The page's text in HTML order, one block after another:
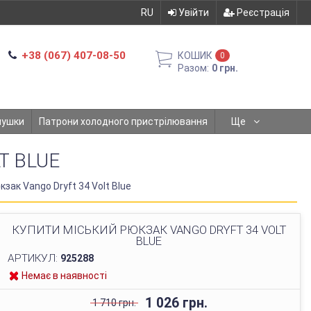
RU Увійти Реєстрація
+38 (067) 407-08-50 КОШИК 0
Разом: 0 грн.
Патрони холодного пристрілювання Ще
BLUE
Vango Dryft 34 Volt Blue
КУПИТИ МІСЬКИЙ РЮКЗАК VANGO DRYFT 34 VOLT
BLUE
АРТИКУЛ: 925288
Немає в наявності
1 710 грн. 1 026 грн.